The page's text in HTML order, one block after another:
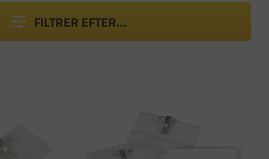
FILTRER EFTER...